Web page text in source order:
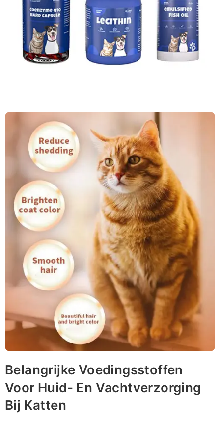
Belangrijke Voedingsstoffen
Voor Huid- En Vachtverzorging
Bij Katten